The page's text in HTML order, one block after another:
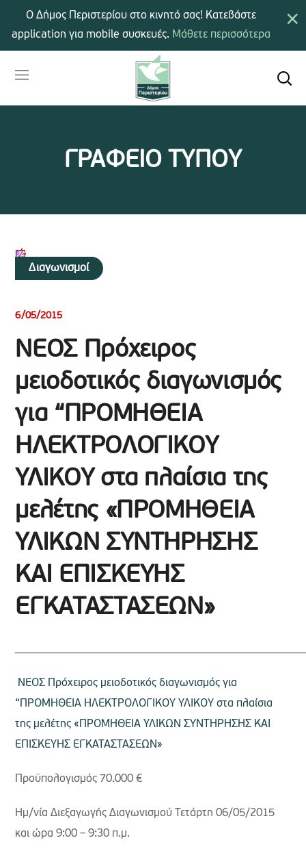
ΓΡΑΦΕΙΟ ΤΥΠΟΥ
Διαγωνισμοί
6/05/2015
ΝΕΟΣ Πρόχειρος
μειοδοτικός διαγωνισμός
για “ΠΡΟΜΗΘΕΙΑ
ΗΛΕΚΤΡΟΛΟΓΙΚΟΥ
ΥΛΙΚΟΥ στα πλαίσια της
μελέτης «ΠΡΟΜΗΘΕΙΑ
ΥΛΙΚΩΝ ΣΥΝΤΗΡΗΣΗΣ
ΚΑΙ ΕΠΙΣΚΕΥΗΣ
ΕΓΚΑΤΑΣΤΑΣΕΩΝ»
ΝΕΟΣ Πρόχειρος μειοδοτικός διαγωνισμός για
“ΠΡΟΜΗΘΕΙΑ ΗΛΕΚΤΡΟΛΟΓΙΚΟΥ ΥΛΙΚΟΥ στα πλαίσια
της μελέτης «ΠΡΟΜΗΘΕΙΑ ΥΛΙΚΩΝ ΣΥΝΤΗΡΗΣΗΣ ΚΑΙ
ΕΠΙΣΚΕΥΗΣ ΕΓΚΑΤΑΣΤΑΣΕΩΝ»
Προϋπολογισμός 70.000 €
Ημ/νία Διεξαγωγής Διαγωνισμού Τετάρτη 06/05/2015
και ώρα 9:00 – 9:30 π.μ.
×
Ο Δήμος Περιστερίου στο κινητό σας! Κατεβάστε
application για mobile συσκευές. Μάθετε περισσότερα